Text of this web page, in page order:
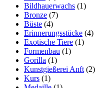
Bildhauerwachs (1)
Bronze (7)
Büste (4)
Erinnerungsstücke (4)
Exotische Tiere (1)
Formenbau (1)
Gorilla (1)
Kunstgießerei Anft (2)
Kurs (1)